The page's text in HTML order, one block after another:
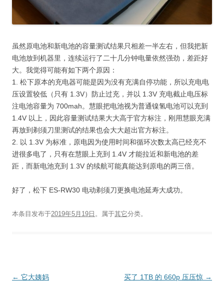
虽然原电池和新电池的容量测试结果只相差一半左右，但我把新
电池放到机器里，连续运行了二十几分钟电量依然强劲，差距好
大。我觉得可能有如下两个原因：
1. 松下原本的充电器可能是因为没有充满自停功能，所以充电电
压设置较低（只有 1.3V）防止过充，并以 1.3V 充电截止电压标
注电池容量为 700mah。慧眼把电池视为普通镍氢电池可以充到
1.4V 以上，因此容量测试结果大大高于官方标注，刚用慧眼充满
再放到剃须刀里测试的结果也会大大超出官方标注。
2. 以 1.3V 为标准，原电因为使用时间和循环次数太高已经充不
进很多电了，只有在慧眼上充到 1.4V 才能拉近和新电池的差
距，而新电池充到 1.3V 的续航可能真能达到原电的两三倍。
好了，松下 ES-RW30 电动剃须刀更换电池延寿大成功。
本条目发布于2019年5月19日 。属于其它分类。
文
← 它大姨妈 买了 1TB 的 660p 压压惊 →